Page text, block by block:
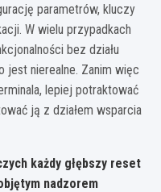
parametrów, kluczy
W wielu przypadkach
bez działu
jest nierealne. Zanim więc
lepiej potraktować
ją z działem wsparcia
każdy głębszy reset
nadzorem